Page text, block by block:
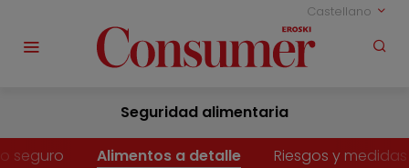
Castellano
Seguridad alimentaria
seguro Alimentos a detalle Riesgos y medidas